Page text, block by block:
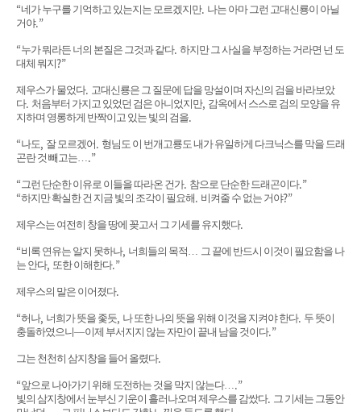
“네가 누구를 기억하고 있는지는 모르겠지만. 나는 아마 그런 고대신룡이 아닐
거야.”
“누가 뭐라든 너의 본질은 그것과 같다. 하지만 그 사실을 부정하는 거라면 넌 도
대체 뭐지?”
제우스가 물었다. 고대신룡은 그 질문에 답을 망설이며 자신의 검을 바라보았
다. 처음부터 가지고 있었던 검은 아니었지만, 감옥에서 스스로 검의 모양을 유
지하며 영롱하게 반짝이고 있는 빛의 검을.
“나도, 잘 모르겠어. 형님도 이 번개고룡도 내가 유일하게 다크닉스를 막을 드래
곤란 것 빼고는….”
“그런 단순한 이유로 이들을 따라온 건가. 참으로 단순한 드래곤이다.”
“하지만 확실한 건 지금 빛의 조각이 필요해. 비켜줄 수 없는 거야?”
제우스는 여전히 창을 땅에 꽂고서 그 기세를 유지했다.
“비록 연유는 알지 못하나, 너희들의 목적… 그 끝에 반드시 이것이 필요함을 나
는 안다, 또한 이해한다.”
제우스의 말은 이어졌다.
“허나, 너희가 뜻을 좇듯, 나 또한 나의 뜻을 위해 이것을 지켜야 한다. 두 뜻이
충돌하였으니—이제 부서지지 않는 자만이 끝내 남을 것이다.”
그는 천천히 삼지창을 들어 올렸다.
“앞으로 나아가기 위해 도전하는 것을 막지 않는다….”
빛의 삼지창에서 눈부신 기운이 흘러나오며 제우스를 감쌌다. 그 기세는 그동안